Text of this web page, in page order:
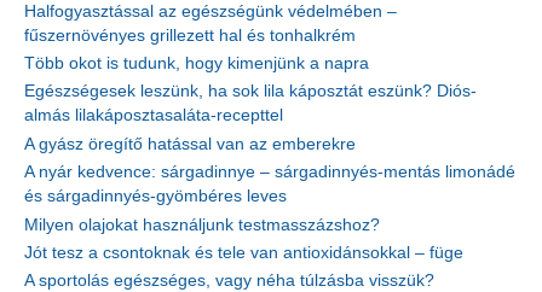
Halfogyasztással az egészségünk védelmében –
fűszernövényes grillezett hal és tonhalkrém
Több okot is tudunk, hogy kimenjünk a napra
Egészségesek leszünk, ha sok lila káposztát eszünk? Diós-
almás lilakáposztasaláta-recepttel
A gyász öregítő hatással van az emberekre
A nyár kedvence: sárgadinnye – sárgadinnyés-mentás limonádé
és sárgadinnyés-gyömbéres leves
Milyen olajokat használjunk testmasszázshoz?
Jót tesz a csontoknak és tele van antioxidánsokkal – füge
A sportolás egészséges, vagy néha túlzásba visszük?